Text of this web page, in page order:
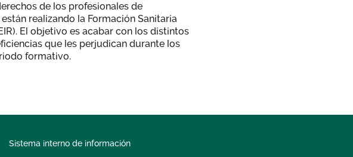
de los profesionales de
realizando la Formación Sanitaria
El objetivo es acabar con los distintos
que les perjudican durante los
formativo.
Sistema interno de información